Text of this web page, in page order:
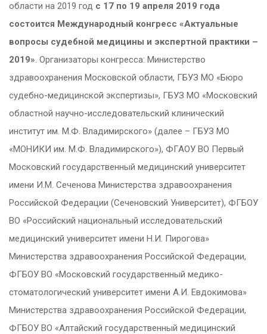
области на 2019 год с 17 по 19 апреля 2019 года
состоится Международный конгресс «Актуальные
вопросы судебной медицины и экспертной практики –
2019». Организаторы конгресса: Министерство
здравоохранения Московской области, ГБУЗ МО «Бюро
судебно-медицинской экспертизы», ГБУЗ МО «Московский
областной научно-исследовательский клинический
институт им. М.Ф. Владимирского» (далее – ГБУЗ МО
«МОНИКИ им. М.Ф. Владимирского»), ФГАОУ ВО Первый
Московский государственный медицинский университет
имени И.М. Сеченова Министерства здравоохранения
Российской Федерации (Сеченовский Университет), ФГБОУ
ВО «Российский национальный исследовательский
медицинский университет имени Н.И. Пирогова»
Министерства здравоохранения Российской Федерации,
ФГБОУ ВО «Московский государственный медико-
стоматологический университет имени А.И. Евдокимова»
Министерства здравоохранения Российской Федерации,
ФГБОУ ВО «Алтайский государственный медицинский